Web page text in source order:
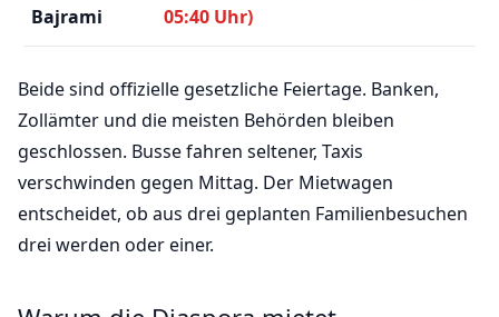
Bajrami
05:40 Uhr)
Beide sind offizielle gesetzliche Feiertage. Banken,
Zollämter und die meisten Behörden bleiben
geschlossen. Busse fahren seltener, Taxis
verschwinden gegen Mittag. Der Mietwagen
entscheidet, ob aus drei geplanten Familienbesuchen
drei werden oder einer.